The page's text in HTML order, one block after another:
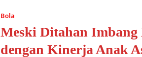
Bola
Meski Ditahan Imbang
dengan Kinerja Anak